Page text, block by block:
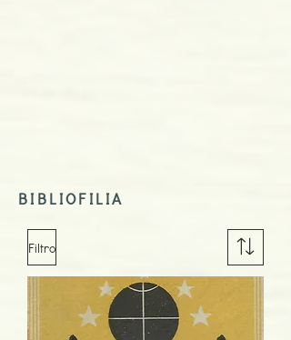
BIBLIOFILIA
Filtro